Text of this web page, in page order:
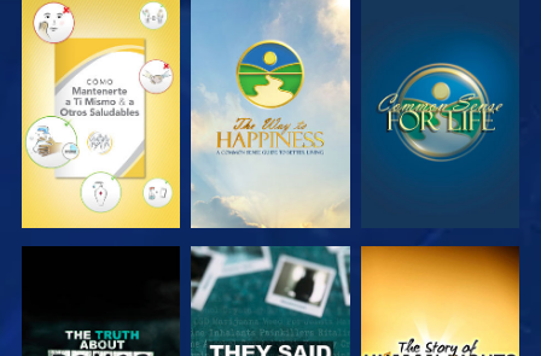
VE VE VE
VE VE